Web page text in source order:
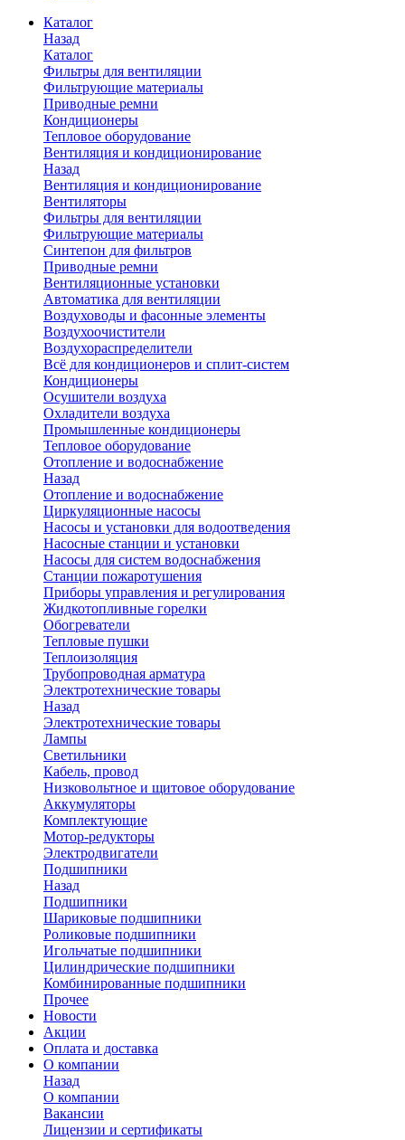
Каталог
Назад
Каталог
Фильтры для вентиляции
Фильтрующие материалы
Приводные ремни
Кондиционеры
Тепловое оборудование
Вентиляция и кондиционирование
Назад
Вентиляция и кондиционирование
Вентиляторы
Фильтры для вентиляции
Фильтрующие материалы
Синтепон для фильтров
Приводные ремни
Вентиляционные установки
Автоматика для вентиляции
Воздуховоды и фасонные элементы
Воздухоочистители
Воздухораспределители
Всё для кондиционеров и сплит-систем
Кондиционеры
Осушители воздуха
Охладители воздуха
Промышленные кондиционеры
Тепловое оборудование
Отопление и водоснабжение
Назад
Отопление и водоснабжение
Циркуляционные насосы
Насосы и установки для водоотведения
Насосные станции и установки
Насосы для систем водоснабжения
Станции пожаротушения
Приборы управления и регулирования
Жидкотопливные горелки
Обогреватели
Тепловые пушки
Теплоизоляция
Трубопроводная арматура
Электротехнические товары
Назад
Электротехнические товары
Лампы
Светильники
Кабель, провод
Низковольтное и щитовое оборудование
Аккумуляторы
Комплектующие
Мотор-редукторы
Электродвигатели
Подшипники
Назад
Подшипники
Шариковые подшипники
Роликовые подшипники
Игольчатые подшипники
Цилиндрические подшипники
Комбинированные подшипники
Прочее
Новости
Акции
Оплата и доставка
О компании
Назад
О компании
Вакансии
Лицензии и сертификаты